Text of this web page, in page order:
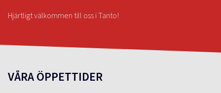
Hjärtligt välkommen till oss i Tanto!
VÅRA ÖPPETTIDER